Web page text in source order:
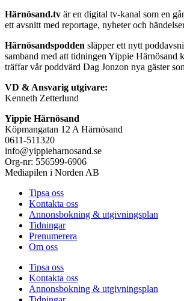
Härnösand.tv är en digital tv-kanal som en
ett avsnitt med reportage, nyheter och
Härnösandspodden släpper ett nytt
samband med att tidningen Yippie Härnösand
träffar vår poddvärd Dag Jonzon nya gäster
VD & Ansvarig utgivare:
Kenneth Zetterlund
Yippie Härnösand
Köpmangatan 12 A Härnösand
0611-511320
info@yippieharnosand.se
Org-nr: 556599-6906
Mediapilen i Norden AB
Tipsa oss
Kontakta oss
Annonsbokning & utgivningsplan
Tidningar
Prenumerera
Om oss
Tipsa oss
Kontakta oss
Annonsbokning & utgivningsplan